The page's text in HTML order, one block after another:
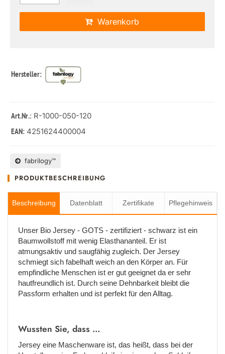
Warenkorb
Hersteller:
Art.Nr.: R-1000-050-120
EAN: 4251624400004
fabrilogy™
PRODUKTBESCHREIBUNG
Beschreibung Datenblatt Zertifikate Pflegehinweis
Unser Bio Jersey - GOTS - zertifiziert - schwarz ist ein
Baumwollstoff mit wenig Elasthananteil. Er ist
atmungsaktiv und saugfähig zugleich. Der Jersey
schmiegt sich fabelhaft weich an den Körper an. Für
empfindliche Menschen ist er gut geeignet da er sehr
hautfreundlich ist. Durch seine Dehnbarkeit bleibt die
Passform erhalten und ist perfekt für den Alltag.
Wussten Sie, dass ...
Jersey eine Maschenware ist, das heißt, dass bei der